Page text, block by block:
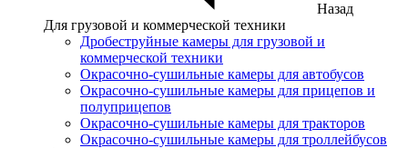
Назад
Для грузовой и коммерческой техники
Дробеструйные камеры для грузовой и
коммерческой техники
Окрасочно-сушильные камеры для автобусов
Окрасочно-сушильные камеры для прицепов и
полуприцепов
Окрасочно-сушильные камеры для тракторов
Окрасочно-сушильные камеры для троллейбусов